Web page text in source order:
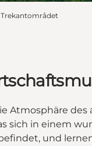
Atmosphäre des
sich in einem
und